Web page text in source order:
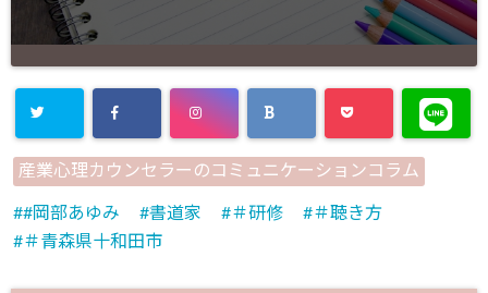
産業心理カウンセラーのコミュニケーションコラム
#岡部あゆみ 書道家 ＃研修
＃聴き方
＃青森県十和田市